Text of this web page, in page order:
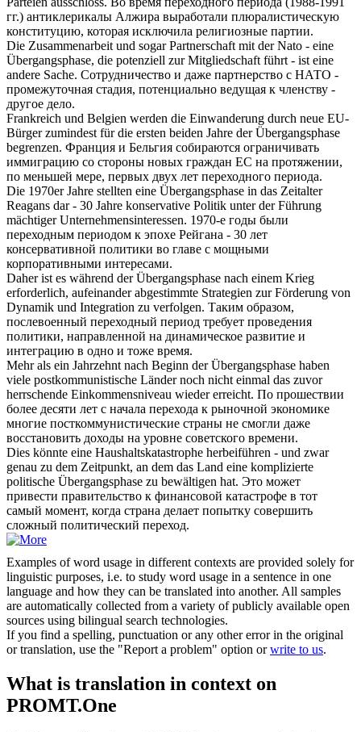
гг.) антиклерикалы Алжира выработали плюралистическую
конституцию, которая исключила религиозные партии.
Die Zusammenarbeit und sogar Partnerschaft mit der Nato - eine
Übergangsphase, die potenziell zur Mitgliedschaft führt - ist eine
andere Sache. Сотрудничество и даже партнерство с НАТО -
промежуточная стадия, потенциально ведущая к членству -
другое дело.
Frankreich und Belgien werden die Einwanderung durch neue EU-
Bürger zumindest für die ersten beiden Jahre derÜbergangsphase
begrenzen. Франция и Бельгия собираются ограничивать
иммиграцию со стороны новых граждан ЕС на протяжении,
по меньшей мере, первых двух лет переходного периода.
Die 1970er Jahre stellten eine Übergangsphase in das Zeitalter
Reagans dar - 30 Jahre konservative Politik unter der Führung
mächtiger Unternehmensinteressen. 1970-е годы были
переходным периодом к эпохе Рейгана - 30 лет
консервативной политики во главе с мощными
корпоративными интересами.
Daher ist es während derÜbergangsphase nach einem Krieg
erforderlich, aufeinander abgestimmte Strategien zur Förderung von
Dynamik und Integration zu verfolgen. Таким образом,
послевоенный переходный период требует проведения
политики, направленной на динамическое развитие и
интеграцию в одно и тоже время.
Mehr als ein Jahrzehnt nach Beginn derÜbergangsphase haben
viele postkommunistische Länder noch nicht einmal das zuvor
herrschende Einkommensniveau wieder erreicht. По прошествии
более десяти лет с начала перехода к рыночной экономике
многие посткоммунистические страны не смогли даже
восстановить доходы на уровне советского времени.
Dies könnte eine Haushaltskatastrophe herbeiführen - und zwar
genau zu dem Zeitpunkt, an dem das Land eine komplizierte
politische Übergangsphase zu bewältigen hat. Это может
привести правительство к финансовой катастрофе в тот
самый момент, когда страна делает попытку совершить
сложный политический переход.
Examples of word usage in different contexts are provided solely for
linguistic purposes, i.e. to study word usage in a sentence in one
language and how they can be translated into another. All samples
are automatically collected from a variety of publicly available open
sources using bilingual search technologies.
If you find a spelling, punctuation or any other error in the original
or translation, use the "Report a problem" option orwrite to us.
What is translation in context on
PROMT.One